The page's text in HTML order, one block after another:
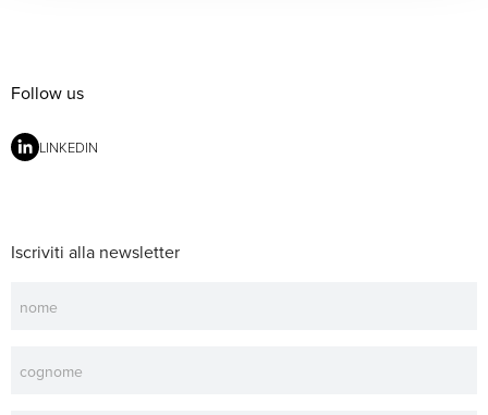
Follow us
LINKEDIN
Iscriviti alla newsletter